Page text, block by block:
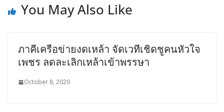
You May Also Like
ภาคีเครือข่ายงดเหล้า จัดเวทีเชิดชูคนหัวใจ
เพชร ลดละเลิกเหล้าเข้าพรรษา
October 8, 2020